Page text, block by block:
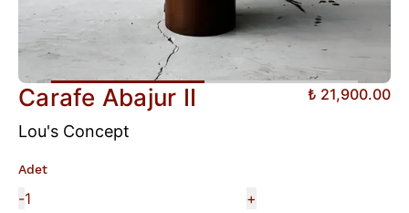
Carafe Abajur II ₺ 21,900.00
Lou's Concept
Adet
- +